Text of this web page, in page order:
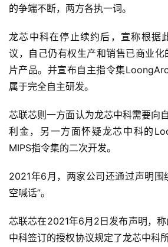
页
业
人
智
能
的争端不断，两方各执一词。
龙芯中科在停止续约后，宣称根据
议，自己仍有权生产和销售已商业化
片产品。并宣布自主指令集
属于完全自主研发。
芯联芯则一方面认为龙芯中科需要向
利金，另一方面怀疑龙芯中科的
MIPS指令集的二次开发。
2021年6月，两家公司还通过声明围
空喊话”。
芯联芯在2021年6月2日发布声明，
中科签订的授权协议规定了龙芯中科